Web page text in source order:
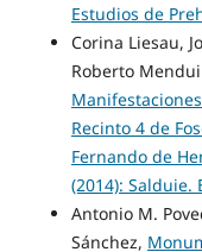
Estudios de
Corina Liesau,
Roberto
Recinto 4 de
Fernando de
(2014):
Antonio M.
Sánchez,